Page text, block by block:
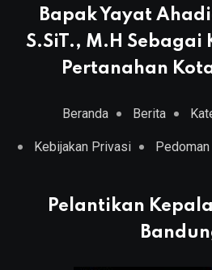
Bapak Yayat
S.SiT., M.H Sebagai
Pertanahan
Beranda Berita
Kebijakan Privasi
Pelantikan